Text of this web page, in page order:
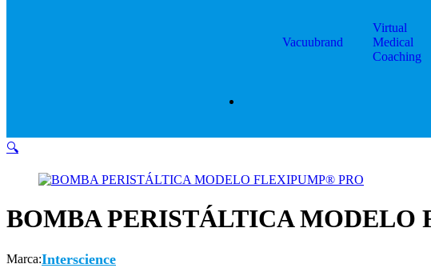
Vacuubrand
Virtual
Medical
Coaching
🔍
BOMBA PERISTÁLTICA MODELO
Marca:Interscience